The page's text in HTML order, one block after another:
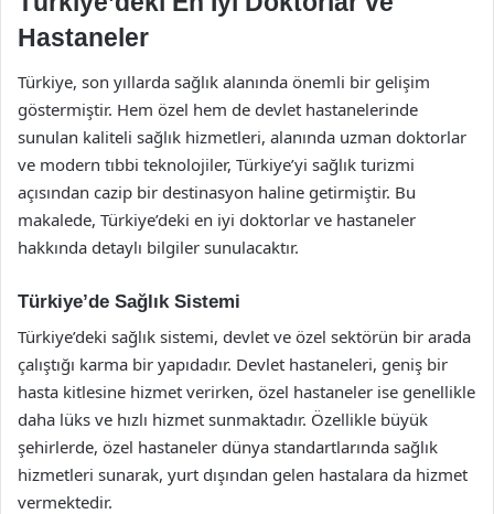
Hastaneler
Türkiye, son yıllarda sağlık alanında önemli bir gelişim
göstermiştir. Hem özel hem de devlet hastanelerinde
sunulan kaliteli sağlık hizmetleri, alanında uzman doktorlar
ve modern tıbbi teknolojiler, Türkiye’yi sağlık turizmi
açısından cazip bir destinasyon haline getirmiştir. Bu
makalede, Türkiye’deki en iyi doktorlar ve hastaneler
hakkında detaylı bilgiler sunulacaktır.
Türkiye’de Sağlık Sistemi
Türkiye’deki sağlık sistemi, devlet ve özel sektörün bir arada
çalıştığı karma bir yapıdadır. Devlet hastaneleri, geniş bir
hasta kitlesine hizmet verirken, özel hastaneler ise genellikle
daha lüks ve hızlı hizmet sunmaktadır. Özellikle büyük
şehirlerde, özel hastaneler dünya standartlarında sağlık
hizmetleri sunarak, yurt dışından gelen hastalara da hizmet
vermektedir.